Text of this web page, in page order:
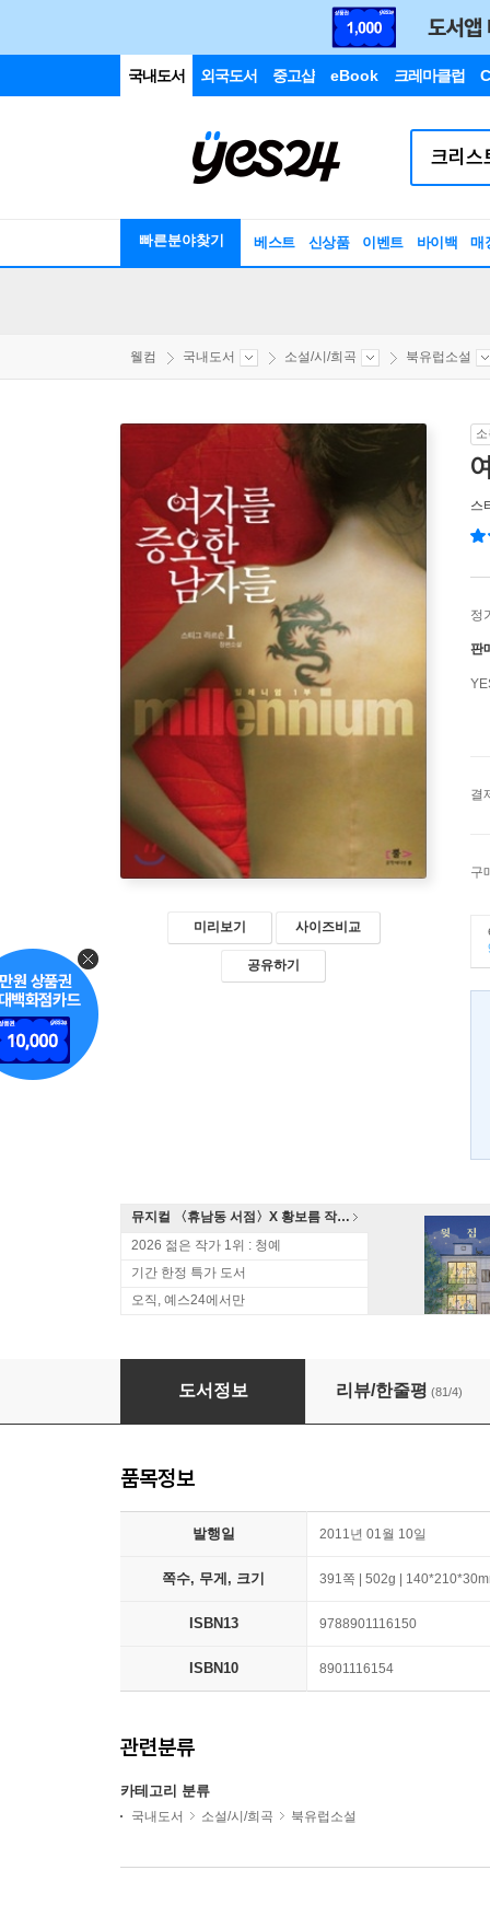
국내도서 외국도서 중고샵 eBook 크레마클럽
빠른분야찾기 베스트 신상품 이벤트 바이백 매
웰컴 국내도서 소설/시/희곡 북유럽소설
미리보기 사이즈비교
공유하기
스
정
판
결
구
뮤지컬 〈휴남동 서점〉X 황보름 작가 북토크
2026 젊은 작가 1위 : 청예
기간 한정 특가 도서
오직, 예스24에서만
여자를 증오한 남자들 1
도서정보 리뷰/한줄평 (81/4)
품목정보
발행일 2011년 01월 10일
쪽수, 무게, 크기 391쪽 | 502g |
ISBN13 9788901116150
ISBN10 8901116154
관련분류
카테고리 분류
국내도서 소설/시/희곡 북유럽소설